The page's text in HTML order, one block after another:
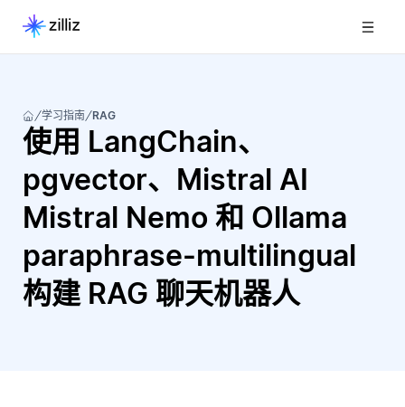
学习指南 RAG
使用 LangChain、
pgvector、Mistral AI
Mistral Nemo 和 Ollama
paraphrase-multilingual
构建 RAG 聊天机器人